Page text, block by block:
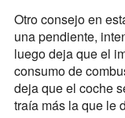
Otro consejo en
una pendiente,
luego deja que el
consumo de
deja que el coche
traía más la que le